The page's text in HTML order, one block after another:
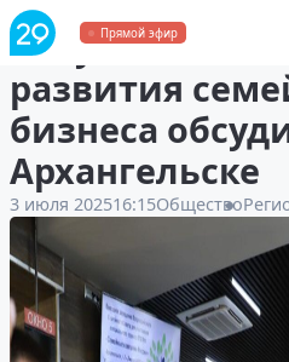
Прямой эфир
Актуальные
развития
бизнеса
Архангельске
3 июля 202516:15Общество